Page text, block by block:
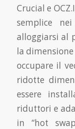
Crucial e
semplice
alloggiarsi al
la
occupare il
ridotte
essere
riduttori e
in “hot